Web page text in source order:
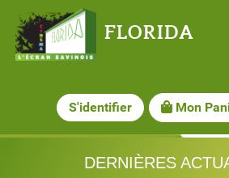
FLORIDA
S'identifier Mon
DERNIÈRES